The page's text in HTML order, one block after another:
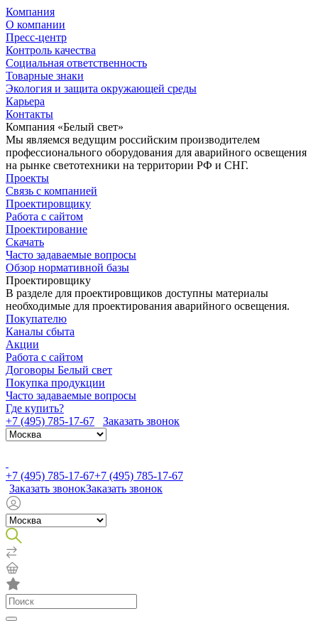
Компания
О компании
Пресс-центр
Контроль качества
Социальная ответственность
Товарные знаки
Экология и защита окружающей среды
Карьера
Контакты
Компания «Белый свет»
Мы являемся ведущим российским производителем
профессионального оборудования для аварийного освещения
на рынке светотехники на территории РФ и СНГ.
Проекты
Связь с компанией
Проектировщику
Работа с сайтом
Проектирование
Скачать
Часто задаваемые вопросы
Обзор нормативной базы
Проектировщику
В разделе для проектировщиков доступны материалы
необходимые для проектирования аварийного освещения.
Покупателю
Каналы сбыта
Акции
Работа с сайтом
Договоры Белый свет
Покупка продукции
Часто задаваемые вопросы
Где купить?
+7 (495) 785-17-67
Заказать звонок
+7 (495) 785-17-67+7 (495) 785-17-67
Заказать звонокЗаказать звонок